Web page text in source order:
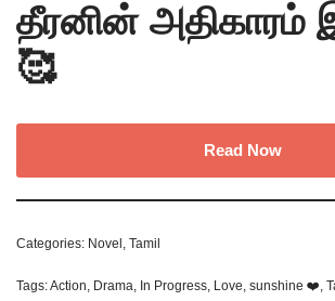
தீரனின்
🥰
Read Now
Categories: Novel Tamil
Tags:Action Drama In Progress Love sunshine ❤️